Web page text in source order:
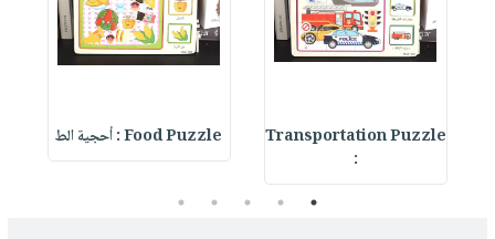
Transportation Puzzle
:
Food Puzzle : أحجية الط
1
2
3
4
5